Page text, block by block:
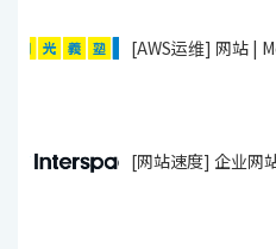
[AWS运维] 网站 |
[网站速度] 企业网